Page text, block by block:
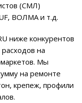
(СМЛ)
ВОЛМА и т.д.
ниже конкурентов
на
Мы
на ремонте
крепеж, профили